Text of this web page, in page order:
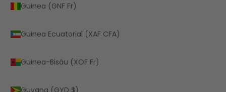
Guinea (GNF Fr)
Guinea Ecuatorial (XAF CFA)
Guinea-Bisáu (XOF Fr)
Guyana (GYD $)